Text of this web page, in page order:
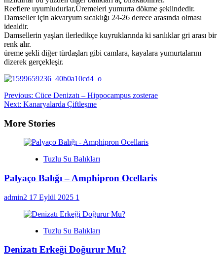
Reeflere uyumludurlar,Üremeleri yumurta dökme şeklindedir.
Damseller için akvaryum sıcaklığı 24-26 derece arasında olması
idealdir.
Damsellerin yaşları ilerledikçe kuyruklarında ki sarılıklar gri arası bir
renk alır.
üreme şekli diğer türdaşları gibi camlara, kayalara yumurtalarını
dizerek gerçekleşir.
Post
navigation
Previous: Cüce Denizatı – Hippocampus zosterae
Next: Kanaryalarda Çiftleşme
More Stories
Tuzlu Su Balıkları
Palyaço Balığı – Amphipron Ocellaris
admin2 17 Eylül 2025 1
Tuzlu Su Balıkları
Denizatı Erkeği Doğurur Mu?